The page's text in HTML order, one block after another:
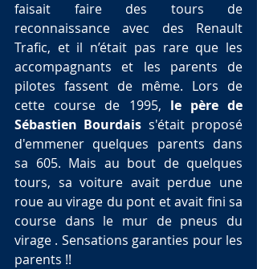
faisait faire des tours de
reconnaissance avec des Renault
Trafic, et il n’était pas rare que les
accompagnants et les parents de
pilotes fassent de même. Lors de
cette course de 1995, le père de
Sébastien Bourdais s'était proposé
d'emmener quelques parents dans
sa 605. Mais au bout de quelques
tours, sa voiture avait perdue une
roue au virage du pont et avait fini sa
course dans le mur de pneus du
virage . Sensations garanties pour les
parents !!